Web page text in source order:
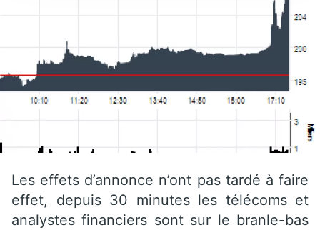
Les effets d’annonce n’ont pas tardé à faire
effet, depuis 30 minutes les télécoms et
analystes financiers sont sur le branle-bas